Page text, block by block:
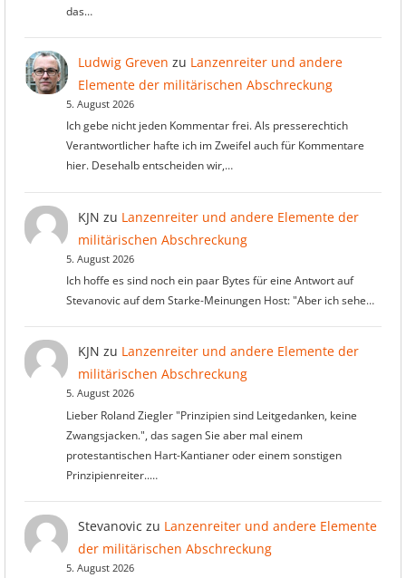
das…
Ludwig Greven zu Lanzenreiter und andere
Elemente der militärischen Abschreckung
5. August 2026
Ich gebe nicht jeden Kommentar frei. Als presserechtich
Verantwortlicher hafte ich im Zweifel auch für Kommentare
hier. Desehalb entscheiden wir,…
KJN zu Lanzenreiter und andere Elemente der
militärischen Abschreckung
5. August 2026
Ich hoffe es sind noch ein paar Bytes für eine Antwort auf
Stevanovic auf dem Starke-Meinungen Host: "Aber ich sehe…
KJN zu Lanzenreiter und andere Elemente der
militärischen Abschreckung
5. August 2026
Lieber Roland Ziegler "Prinzipien sind Leitgedanken, keine
Zwangsjacken.", das sagen Sie aber mal einem
protestantischen Hart-Kantianer oder einem sonstigen
Prinzipienreiter..…
Stevanovic zu Lanzenreiter und andere Elemente
der militärischen Abschreckung
5. August 2026